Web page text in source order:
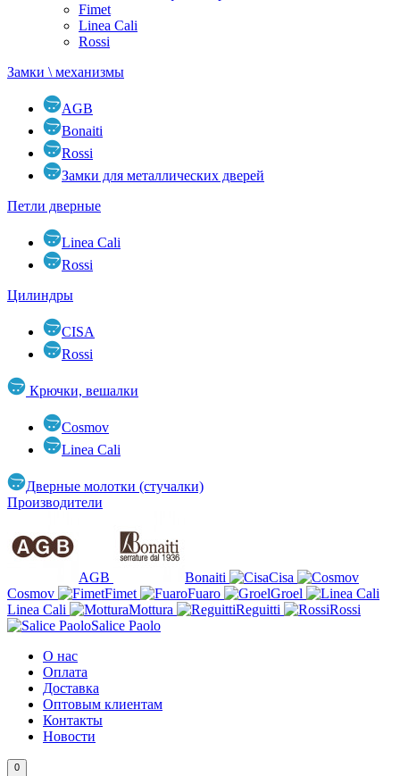
Fimet
Linea Cali
Rossi
Замки \ механизмы
AGB
Bonaiti
Rossi
Замки для металлических дверей
Петли дверные
Linea Cali
Rossi
Цилиндры
CISA
Rossi
Крючки, вешалки
Cosmov
Linea Cali
Дверные молотки (стучалки)
Производители
AGB Bonaiti
Cisa
Cosmov
Fimet Fuaro
Groel
Linea Cali
Mottura Reguitti
Rossi
Salice Paolo
О нас
Оплата
Доставка
Оптовым клиентам
Контакты
Новости
0